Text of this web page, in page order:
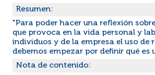
Resumen:
"Para poder hacer una reflexión
que provoca en la vida personal y
individuos y de la empresa el uso de
debemos empezar por definir qué es
Nota de contenido: